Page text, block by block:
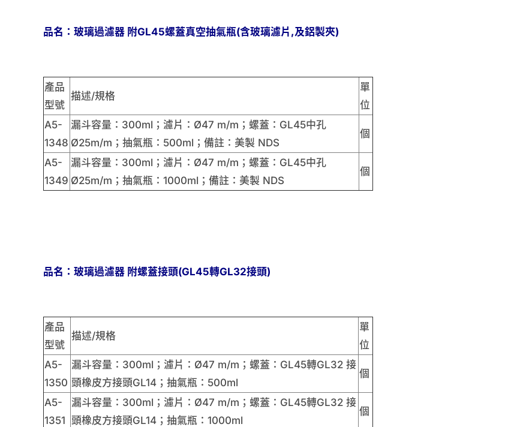
品名：玻璃過濾器 附GL45螺蓋真空抽氣瓶(含玻璃濾片,及鋁製夾)
產品
型號
描述/規格
單
位
A5-
1348
漏斗容量：300ml；濾片：Ø47 m/m；螺蓋：GL45中孔
Ø25m/m；抽氣瓶：500ml；備註：美製 NDS
個
A5-
1349
漏斗容量：300ml；濾片：Ø47 m/m；螺蓋：GL45中孔
Ø25m/m；抽氣瓶：1000ml；備註：美製 NDS
個
品名：玻璃過濾器 附螺蓋接頭(GL45轉GL32接頭)
產品
型號
描述/規格
單
位
A5-
1350
漏斗容量：300ml；濾片：Ø47 m/m；螺蓋：GL45轉GL32 接
頭橡皮方接頭GL14；抽氣瓶：500ml
個
A5-
1351
漏斗容量：300ml；濾片：Ø47 m/m；螺蓋：GL45轉GL32 接
頭橡皮方接頭GL14；抽氣瓶：1000ml
個